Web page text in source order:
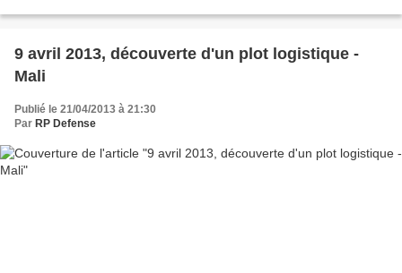
9 avril 2013, découverte d'un plot logistique -
Mali
Publié le 21/04/2013 à 21:30
Par RP Defense